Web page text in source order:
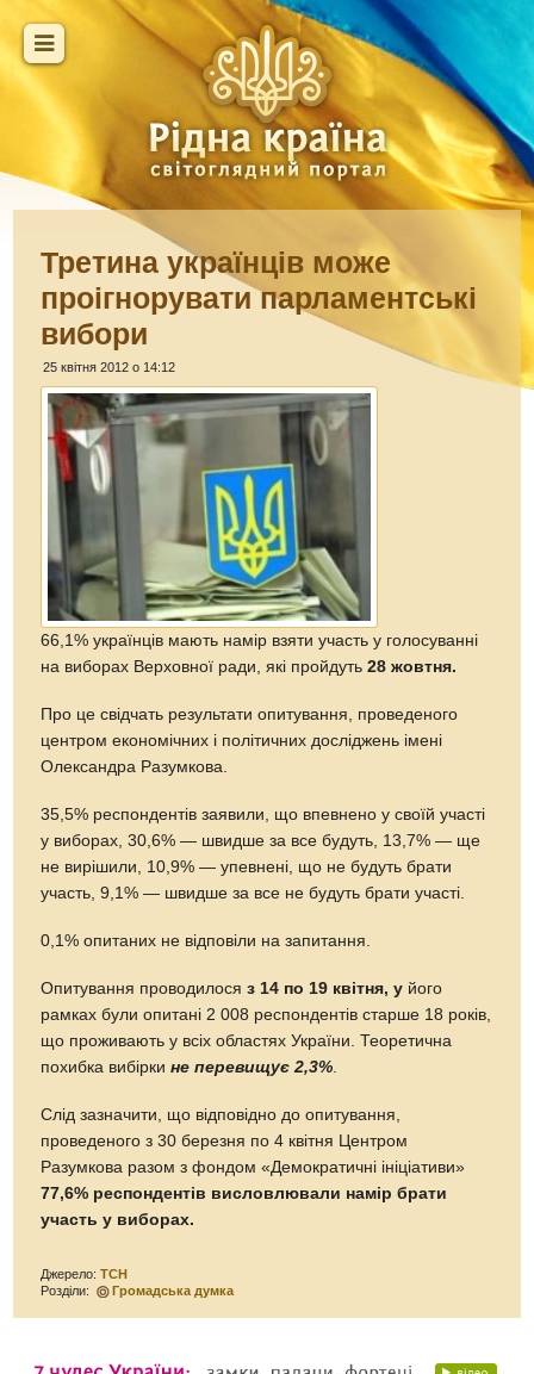
Третина українців може
проігнорувати парламентські
вибори
25 квітня 2012 о 14:12
66,1% українців мають намір взяти участь у голосуванні
на виборах Верховної ради, які пройдуть28 жовтня.
Про це свідчать результати опитування, проведеного
центром економічних і політичних досліджень імені
Олександра Разумкова.
35,5% респондентів заявили, що впевнено у своїй участі
у виборах, 30,6% — швидше за все будуть, 13,7% — ще
не вирішили, 10,9% — упевнені, що не будуть брати
участь, 9,1% — швидше за все не будуть брати участі.
0,1% опитаних не відповіли на запитання.
Опитування проводилосяз 14 по 19 квітня, у його
рамках були опитані 2 008 респондентів старше 18 років,
що проживають у всіх областях України. Теоретична
похибка вибірки не перевищує 2,3%
Слід зазначити, що відповідно до опитування,
проведеного з 30 березня по 4 квітня Центром
Разумкова разом з фондом «Демократичні ініціативи»
77,6% респондентів висловлювали намір брати
участь у виборах.
Джерело:ТСН
Розділи:
Громадська думка